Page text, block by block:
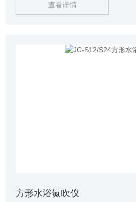
查看详情
方形水浴氮吹仪